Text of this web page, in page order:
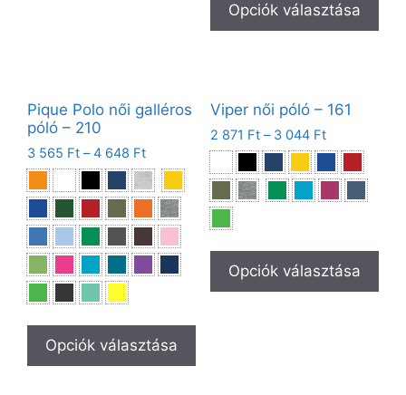
Opciók választása
Pique Polo női galléros
póló – 210
3 565 Ft –4 648 Ft
Opciók választása
Viper női póló – 161
2 871 Ft– 3 044 Ft
Opciók választása